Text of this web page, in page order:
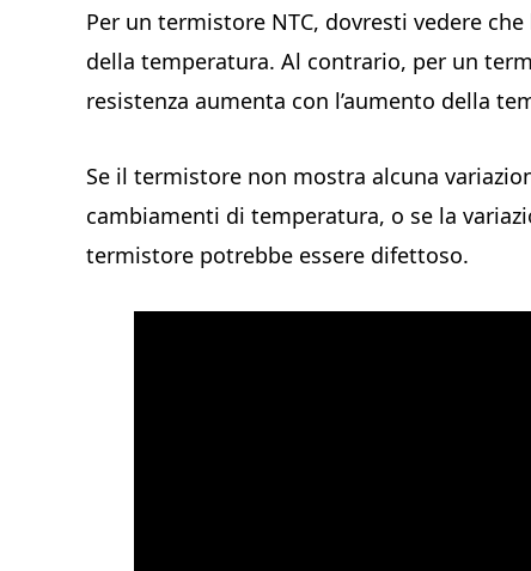
Per un termistore NTC, dovresti vedere
della temperatura. Al contrario, per un
resistenza aumenta con l’aumento della
Se il termistore non mostra alcuna
cambiamenti di temperatura, o se la
termistore potrebbe essere difettoso.